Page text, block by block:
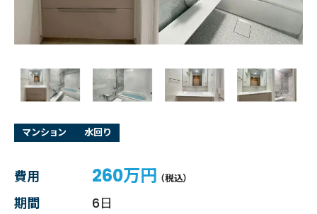
マンション 水回り
費用 260万円 （税込）
期間
6日